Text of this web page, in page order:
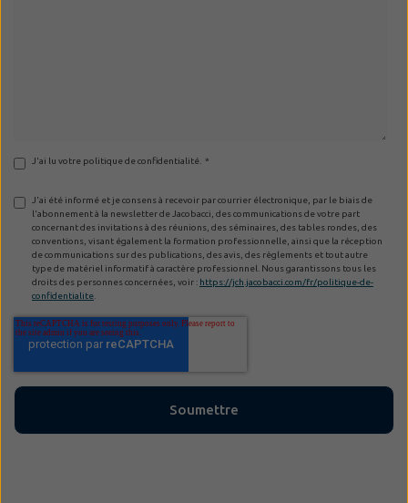
J'ai lu votre politique de confidentialité. *
J'ai été informé et je consens à recevoir par courrier électronique, par le biais de
l'abonnement à la newsletter de Jacobacci, des communications de votre part
concernant des invitations à des réunions, des séminaires, des tables rondes, des
conventions, visant également la formation professionnelle, ainsi que la réception
de communications sur des publications, des avis, des règlements et tout autre
type de matériel informatif à caractère professionnel. Nous garantissons tous les
droits des personnes concernées, voir : https://jch.jacobacci.com/fr/politique-de-
confidentialite